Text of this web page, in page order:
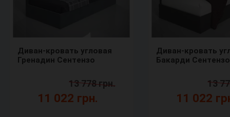
Диван-кровать угловая
Гренадин Сентензо
11 022 грн.
13 778 грн.
Диван-кровать
Бакарди Сентензо
11 022
13